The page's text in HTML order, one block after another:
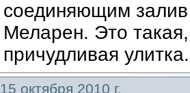
соединяющим залив
Меларен. Это
причудливая
15 октября 2010 г.